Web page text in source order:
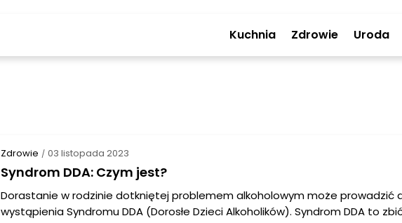
Kuchnia Zdrowie Uroda
Zdrowie / 03 listopada 2023
Syndrom DDA: Czym jest?
Dorastanie w rodzinie dotkniętej problemem alkoholowym może prowadzić
wystąpienia Syndromu DDA (Dorosłe Dzieci Alkoholików). Syndrom DDA to